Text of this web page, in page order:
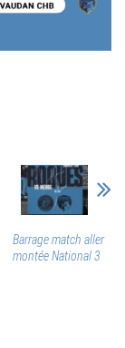
Barrage match aller
montée National 3